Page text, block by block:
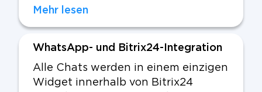
Mehr lesen
WhatsApp- und Bitrix24-Integration
Alle Chats werden in einem einzigen
Widget innerhalb von Bitrix24